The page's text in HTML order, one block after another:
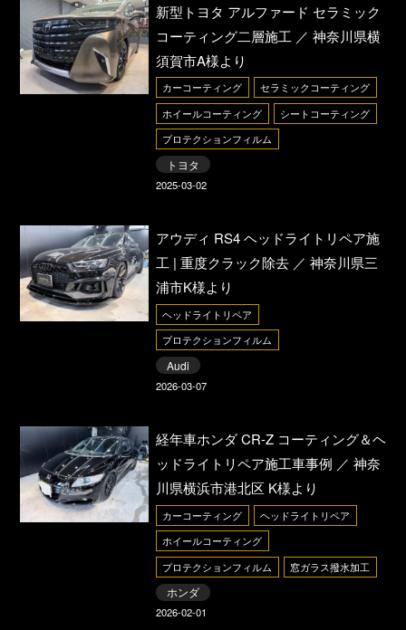
新型トヨタ アルファード セラミック
コーティング二層施工 ／ 神奈川県横
須賀市A様より
カーコーティング
セラミックコーティング
ホイールコーティング
シートコーティング
プロテクションフィルム
トヨタ
2025-03-02
アウディ RS4 ヘッドライトリペア施
工 | 重度クラック除去 ／ 神奈川県三
浦市K様より
ヘッドライトリペア
プロテクションフィルム
Audi
2026-03-07
経年車ホンダ CR-Z コーティング＆ヘ
ッドライトリペア施工車事例 ／ 神奈
川県横浜市港北区 K様より
カーコーティング
ヘッドライトリペア
ホイールコーティング
プロテクションフィルム
窓ガラス撥水加工
ホンダ
2026-02-01